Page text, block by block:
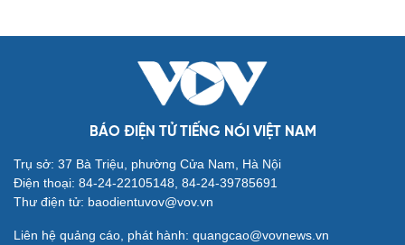
Sân khấu - Điện ảnh
Văn học
Âm nhạc
Giải trí
Nghệ sĩ
Thời trang
BÁO ĐIỆN TỬ TIẾNG NÓI VIỆT NAM
Trụ sở: 37 Bà Triệu, phường Cửa Nam, Hà Nội
Điện thoại: 84-24-22105148, 84-24-39785691
Thư điện tử: baodientuvov@vov.vn
Liên hệ quảng cáo, phát hành: quangcao@vovnews.vn